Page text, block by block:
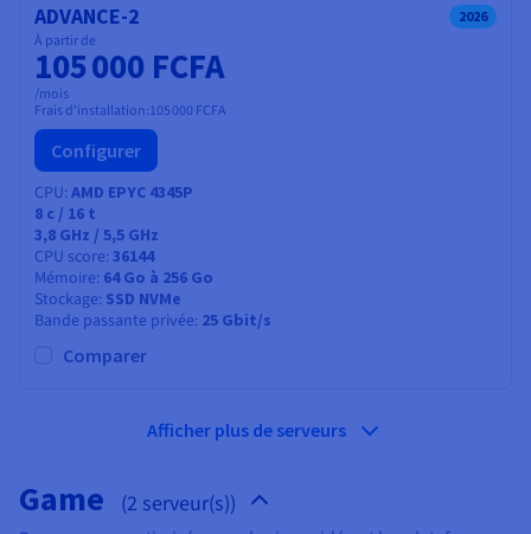
ADVANCE-2 2026
À partir de
105 000 FCFA
/mois
Frais d'installation:105 000 FCFA
Configurer
CPU AMD EPYC 4345P
8 c / 16 t
3,8 GHz / 5,5 GHz
CPU score 36144
Mémoire 64 Go à 256 Go
Stockage SSD NVMe
Bande passante privée 25 Gbit/s
Comparer
Afficher plus de serveurs
Game (2 serveur(s))